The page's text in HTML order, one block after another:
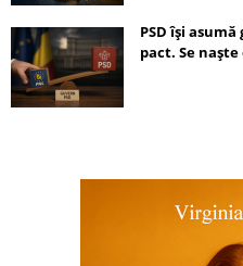
PSD își
pact. Se